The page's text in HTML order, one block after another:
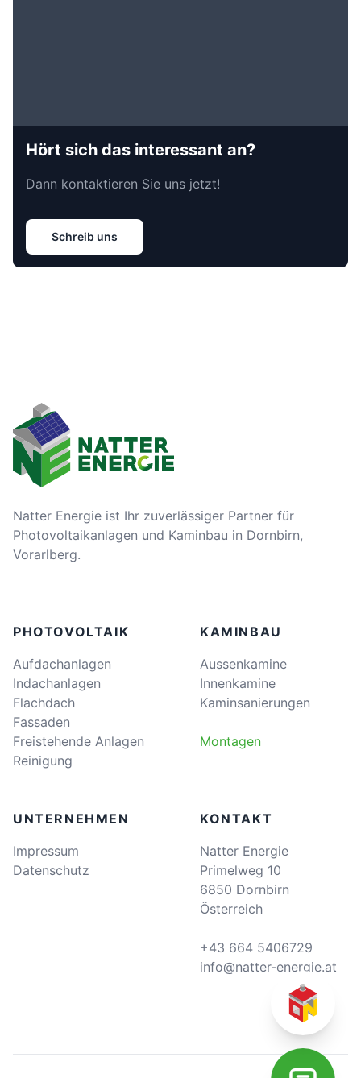
Hört sich das interessant an?
Dann kontaktieren Sie uns jetzt!
Schreib uns
Natter Energie ist Ihr zuverlässiger Partner für
Photovoltaikanlagen und Kaminbau in Dornbirn,
Vorarlberg.
PHOTOVOLTAIK
Aufdachanlagen
Indachanlagen
Flachdach
Fassaden
Freistehende Anlagen
Reinigung
KAMINBAU
Aussenkamine
Innenkamine
Kaminsanierungen
Montagen
UNTERNEHMEN
Impressum
Datenschutz
KONTAKT
Natter Energie
Primelweg 10
6850 Dornbirn
Österreich
+43 664 5406729
info@natter-energie.at